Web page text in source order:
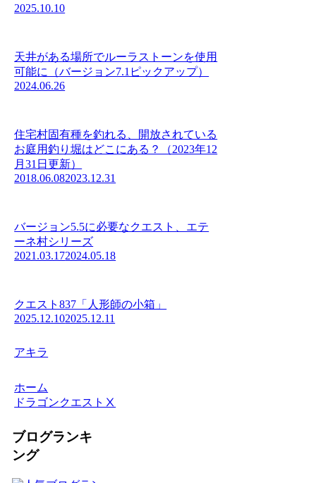
2025.10.10
天井がある場所でルーラストーンを使用
可能に（バージョン7.1ピックアップ）
2024.06.26
住宅村固有種を釣れる、開放されている
お庭用釣り堀はどこにある？（2023年12
月31日更新）
2018.06.082023.12.31
バージョン5.5に必要なクエスト、エテ
ーネ村シリーズ
2021.03.172024.05.18
クエスト837「人形師の小箱」
2025.12.102025.12.11
アキラ
ホーム
ドラゴンクエストⅩ
ブログランキ
ング